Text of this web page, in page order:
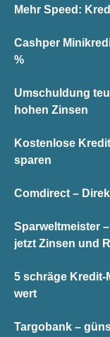
Mehr Speed:
Cashper
%
Umschuldung
hohen Zinsen
Kostenlose
sparen
Comdirect –
Sparweltmeister
jetzt Zinsen und
5 schräge Kredit-
wert
Targobank –